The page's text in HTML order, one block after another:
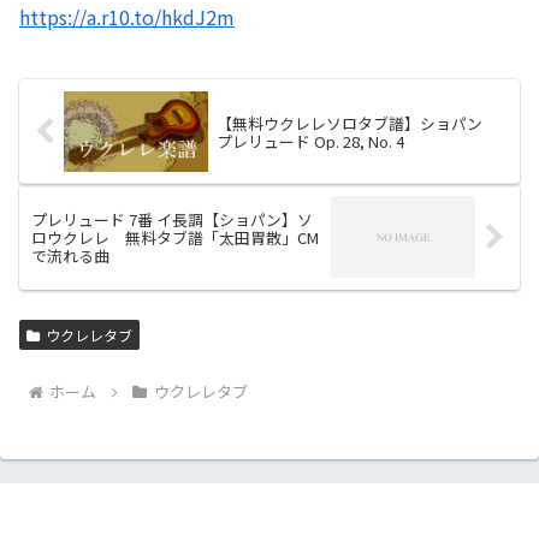
https://a.r10.to/hkdJ2m
【無料ウクレレソロタブ譜】ショパン
プレリュード Op. 28, No. 4
プレリュード 7番 イ長調【ショパン】ソ
ロウクレレ 無料タブ譜「太田胃散」CM
で流れる曲
ウクレレタブ
ホーム ウクレレタブ